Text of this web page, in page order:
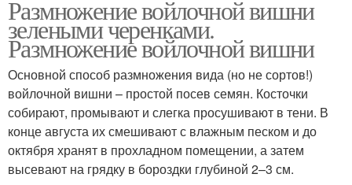
Размножение войлочной вишни
зелеными черенками.
Размножение войлочной вишни
Основной способ размножения вида (но не сортов!)
войлочной вишни – простой посев семян. Косточки
собирают, промывают и слегка просушивают в тени. В
конце августа их смешивают с влажным песком и до
октября хранят в прохладном помещении, а затем
высевают на грядку в бороздки глубиной 2–3 см.